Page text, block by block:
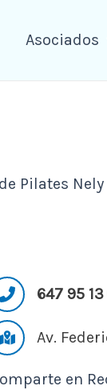
Asociados
Pilates Nely
647 95
Av.
en